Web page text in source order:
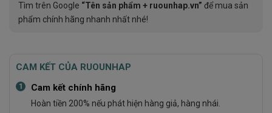
Tìm trên Google “Tên sản phẩm + ruounhap.vn” để mua sản
phẩm chính hãng nhanh nhất nhé!
CAM KẾT CỦA RUOUNHAP
1 Cam kết chính hãng
Hoàn tiền 200% nếu phát hiện hàng giả, hàng nhái.